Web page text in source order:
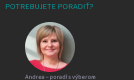
POTREBUJETE PORADIŤ?
Andrea – poradí s výberom